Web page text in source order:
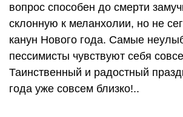
вопрос способен до смерти
склонную к меланхолии, но не
канун Нового года. Самые
пессимисты чувствуют себя
Таинственный и радостный
года уже совсем близко!..